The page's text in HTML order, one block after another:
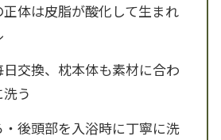
体は皮脂が酸化して生まれ
交換、枕本体も素材に合わ
う
後頭部を入浴時に丁寧に洗